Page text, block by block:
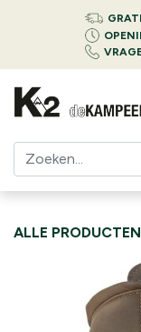
ALLE PRODUCTEN